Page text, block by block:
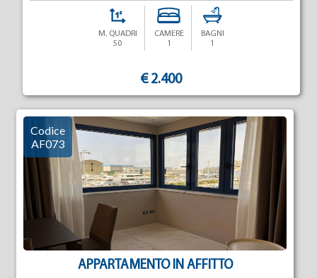
M. QUADRI
50
CAMERE
1
BAGNI
1
€ 2.400
APPARTAMENTO IN AFFITTO
Codice
AF073